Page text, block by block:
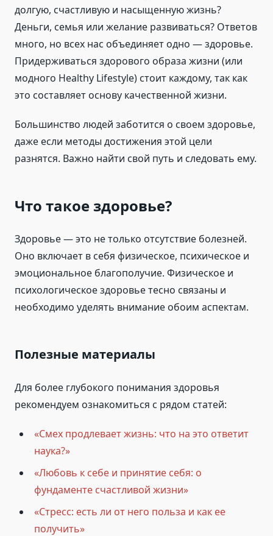
долгую, счастливую и насыщенную жизнь?
Деньги, семья или желание развиваться? Ответов
много, но всех нас объединяет одно — здоровье.
Придерживаться здорового образа жизни (или
модного Healthy Lifestyle) стоит каждому, так как
это составляет основу качественной жизни.
Большинство людей заботится о своем здоровье,
даже если методы достижения этой цели
разнятся. Важно найти свой путь и следовать ему.
Что такое здоровье?
Здоровье — это не только отсутствие болезней.
Оно включает в себя физическое, психическое и
эмоциональное благополучие. Физическое и
психологическое здоровье тесно связаны и
необходимо уделять внимание обоим аспектам.
Полезные материалы
Для более глубокого понимания здоровья
рекомендуем ознакомиться с рядом статей:
«Смех продлевает жизнь: что на это ответит
наука?»
«Любовь к себе и принятие себя: о
фундаменте счастливой жизни»
«Стресс: есть ли от него польза и как ее
получить»